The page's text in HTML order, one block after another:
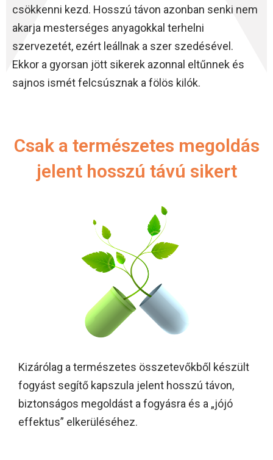
csökkenni kezd. Hosszú távon azonban senki nem
akarja mesterséges anyagokkal terhelni
szervezetét, ezért leállnak a szer szedésével.
Ekkor a gyorsan jött sikerek azonnal eltűnnek és
sajnos ismét felcsúsznak a fölös kilók.
Csak a természetes megoldás
jelent hosszú távú sikert
Kizárólag a természetes összetevőkből készült
fogyást segítő kapszula jelent hosszú távon,
biztonságos megoldást a fogyásra és a „jójó
effektus” elkerüléséhez.